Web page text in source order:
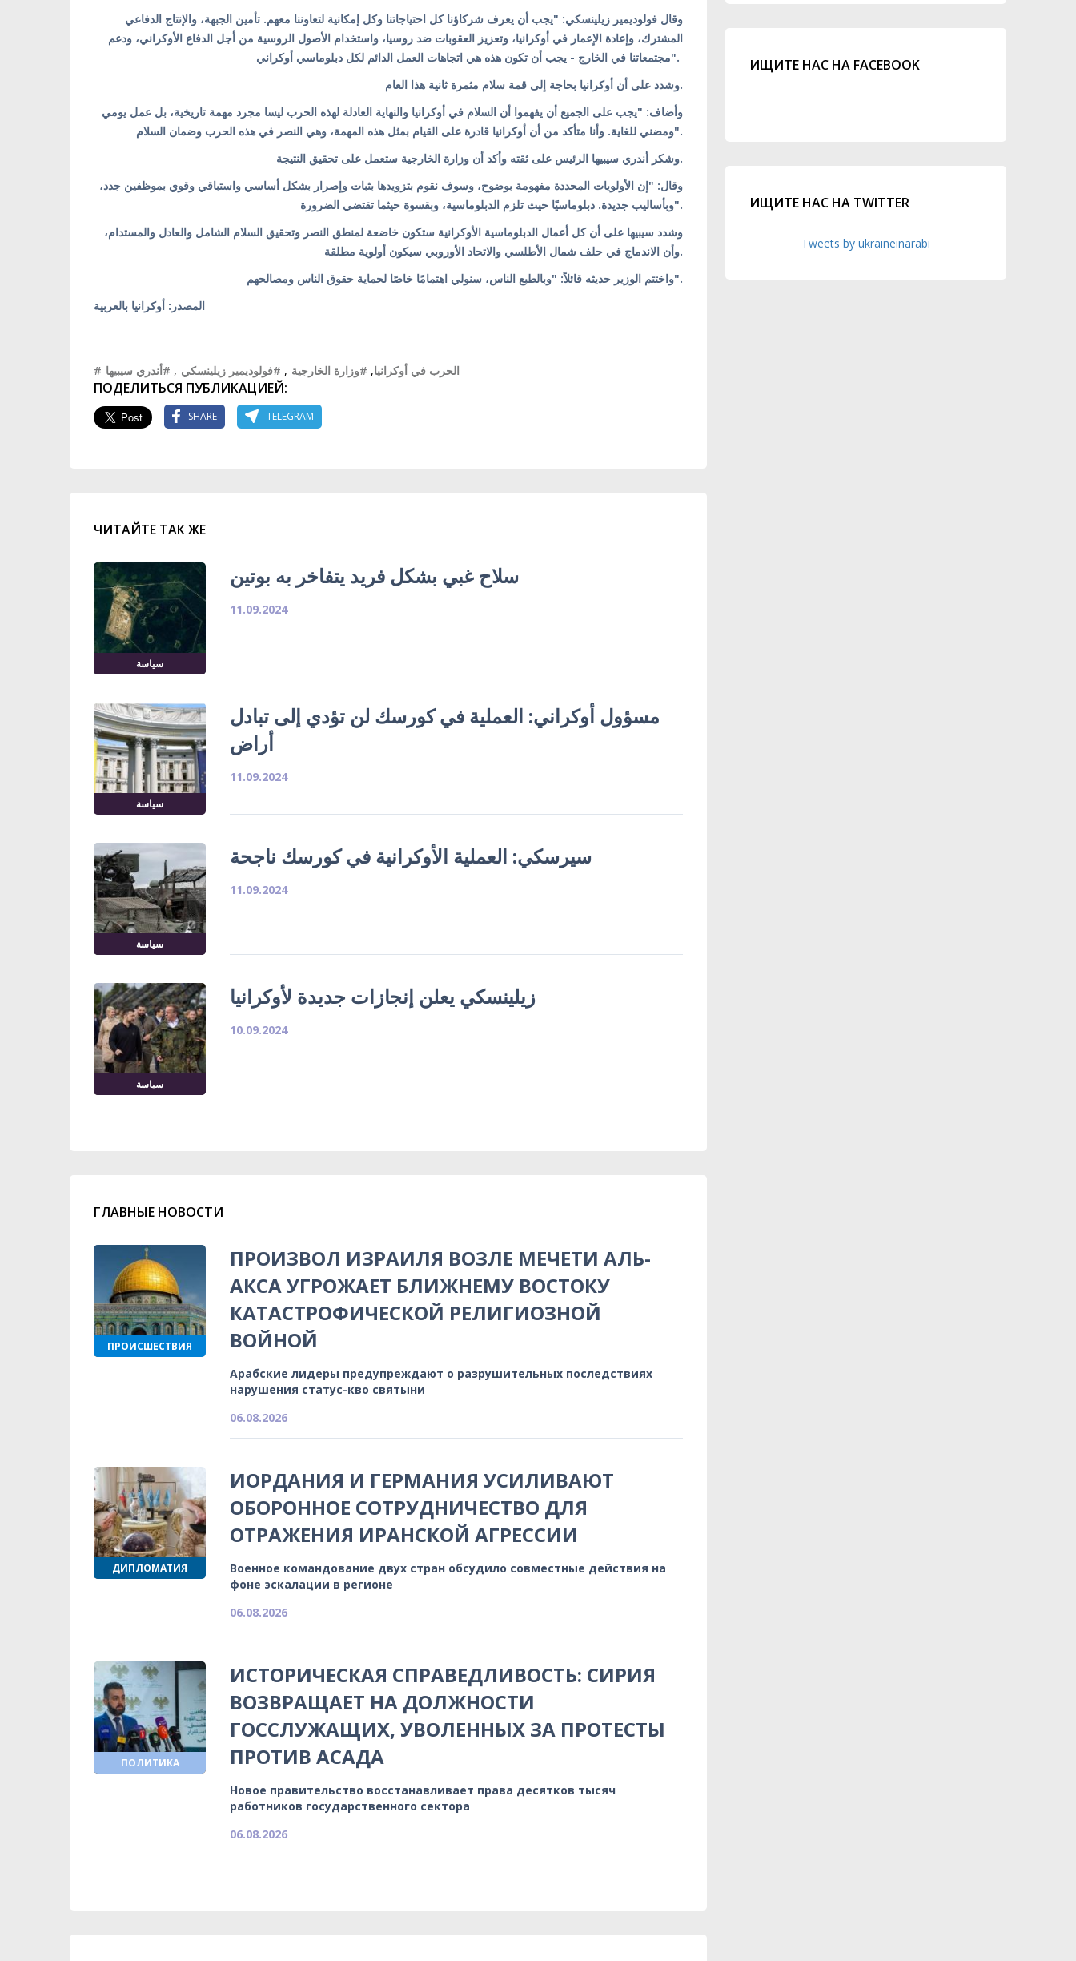
وقال فولوديمير زيلينسكي: "يجب أن يعرف شركاؤنا كل احتياجاتنا وكل إمكانية لتعاوننا معهم. تأمين الجبهة، والإنتاج الدفاعي
المشترك، وإعادة الإعمار في أوكرانيا، وتعزيز العقوبات ضد روسيا، واستخدام الأصول الروسية من أجل الدفاع الأوكراني، ودعم
مجتمعاتنا في الخارج - يجب أن تكون هذه هي اتجاهات العمل الدائم لكل دبلوماسي أوكراني".
وشدد على أن أوكرانيا بحاجة إلى قمة سلام مثمرة ثانية هذا العام.
وأضاف: "يجب على الجميع أن يفهموا أن السلام في أوكرانيا والنهاية العادلة لهذه الحرب ليسا مجرد مهمة تاريخية، بل عمل يومي
ومضني للغاية. وأنا متأكد من أن أوكرانيا قادرة على القيام بمثل هذه المهمة، وهي النصر في هذه الحرب وضمان السلام".
وشكر أندري سيبيها الرئيس على ثقته وأكد أن وزارة الخارجية ستعمل على تحقيق النتيجة.
وقال: "إن الأولويات المحددة مفهومة بوضوح، وسوف نقوم بتزويدها بثبات وإصرار بشكل أساسي واستباقي وقوي بموظفين جدد،
وبأساليب جديدة. دبلوماسيًا حيث تلزم الدبلوماسية، وبقسوة حيثما تقتضي الضرورة".
وشدد سيبيها على أن كل أعمال الدبلوماسية الأوكرانية ستكون خاضعة لمنطق النصر وتحقيق السلام الشامل والعادل والمستدام،
وأن الاندماج في حلف شمال الأطلسي والاتحاد الأوروبي سيكون أولوية مطلقة.
واختتم الوزير حديثه قائلاً: "وبالطبع الناس، سنولي اهتمامًا خاصًا لحماية حقوق الناس ومصالحهم".
المصدر: أوكرانيا بالعربية
#الحرب في أوكرانيا, #وزارة الخارجية , #فولوديمير زيلينسكي , #أندري سيبيها
ПОДЕЛИТЬСЯ ПУБЛИКАЦИЕЙ:
SHARE TELEGRAM
ЧИТАЙТЕ ТАК ЖЕ
سياسة
سلاح غبي بشكل فريد يتفاخر به بوتين
11.09.2024
سياسة
مسؤول أوكراني: العملية في كورسك لن تؤدي إلى تبادل
أراض
11.09.2024
سياسة
سيرسكي: العملية الأوكرانية في كورسك ناجحة
11.09.2024
سياسة
زيلينسكي يعلن إنجازات جديدة لأوكرانيا
10.09.2024
ГЛАВНЫЕ НОВОСТИ
ПРОИСШЕСТВИЯ
ПРОИЗВОЛ ИЗРАИЛЯ ВОЗЛЕ МЕЧЕТИ АЛЬ-
АКСА УГРОЖАЕТ БЛИЖНЕМУ ВОСТОКУ
КАТАСТРОФИЧЕСКОЙ РЕЛИГИОЗНОЙ
ВОЙНОЙ
Арабские лидеры предупреждают о разрушительных последствиях
нарушения статус-кво святыни
06.08.2026
ДИПЛОМАТИЯ
ИОРДАНИЯ И ГЕРМАНИЯ УСИЛИВАЮТ
ОБОРОННОЕ СОТРУДНИЧЕСТВО ДЛЯ
ОТРАЖЕНИЯ ИРАНСКОЙ АГРЕССИИ
Военное командование двух стран обсудило совместные действия на
фоне эскалации в регионе
06.08.2026
ПОЛИТИКА
ИСТОРИЧЕСКАЯ СПРАВЕДЛИВОСТЬ: СИРИЯ
ВОЗВРАЩАЕТ НА ДОЛЖНОСТИ
ГОССЛУЖАЩИХ, УВОЛЕННЫХ ЗА ПРОТЕСТЫ
ПРОТИВ АСАДА
Новое правительство восстанавливает права десятков тысяч
работников государственного сектора
06.08.2026
ИЩИТЕ НАС НА FACEBOOK
ИЩИТЕ НАС НА TWITTER
Tweets by ukraineinarabi